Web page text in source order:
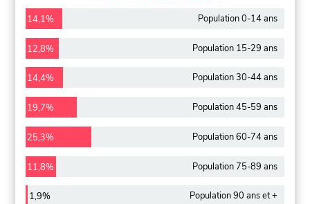
14,1% Population 0-14 ans
12,8% Population 15-29 ans
14,4% Population 30-44 ans
19,7% Population 45-59 ans
25,3% Population 60-74 ans
11,8% Population 75-89 ans
1,9% Population 90 ans et +